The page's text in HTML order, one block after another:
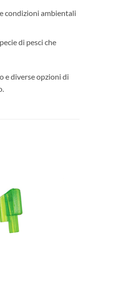
condizioni ambientali
di pesci che
e diverse opzioni di